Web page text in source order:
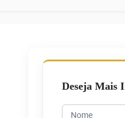
Deseja Mais